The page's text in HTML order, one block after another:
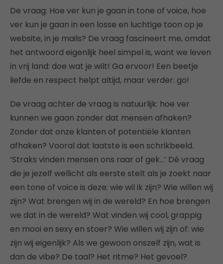
De vraag: Hoe ver kun je gaan in tone of voice, hoe
ver kun je gaan in een losse en luchtige toon op je
website, in je mails? De vraag fascineert me, omdat
het antwoord eigenlijk heel simpel is, want we leven
in vrij land: doe wat je wilt! Ga ervoor! Een beetje
liefde en respect helpt altijd, maar verder: go!
De vraag achter de vraag is natuurlijk: hoe ver
kunnen we gaan zonder dat mensen afhaken?
Zonder dat onze klanten of potentiële klanten
afhaken? Vooral dat laatste is een schrikbeeld.
‘Straks vinden mensen ons raar of gek…’ Dé vraag
die je jezelf wellicht als eerste stelt als je zoekt naar
een tone of voice is deze: wie wil ik zijn? Wie willen wij
zijn? Wat brengen wij in de wereld? En hoe brengen
we dat in de wereld? Wat vinden wij cool, grappig
en mooi en sexy en stoer? Wie willen wij zijn of: wie
zijn wij eigenlijk? Als we gewoon onszelf zijn, wat is
dan de vibe? De taal? Het ritme? Het gevoel?